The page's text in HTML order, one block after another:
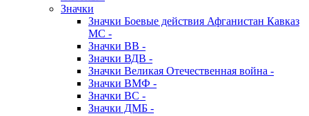
Значки
Значки Боевые действия Афганистан Кавказ
МС -
Значки ВВ -
Значки ВДВ -
Значки Великая Отечественная война -
Значки ВМФ -
Значки ВС -
Значки ДМБ -